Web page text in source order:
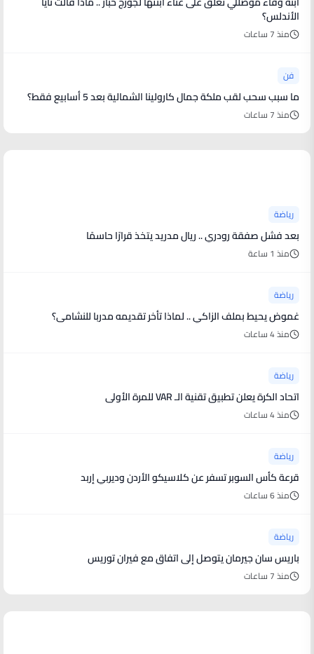
الأندلس؟
منذ 7 ساعات
فن
ما سبب سحب لقب ملكة جمال كارولينا الشمالية بعد 5 أسابيع فقط؟
منذ 7 ساعات
رياضة
بعد فشل صفقة رودري .. ريال مدريد يتخذ قرارًا حاسمًا
منذ 1 ساعة
رياضة
غموض يحيط بملف الزاكي .. لماذا تأخر تقديمه مدربا للنشامى؟
منذ 4 ساعات
رياضة
اتحاد الكرة يعلن تطبيق تقنية الـ VAR للمرة الأولى
منذ 4 ساعات
رياضة
قرعة كأس السوبر تسفر عن كلاسيكو الأردن وديربي إربد
منذ 6 ساعات
رياضة
باريس سان جيرمان يتوصل إلى اتفاق مع فيران توريس
منذ 7 ساعات